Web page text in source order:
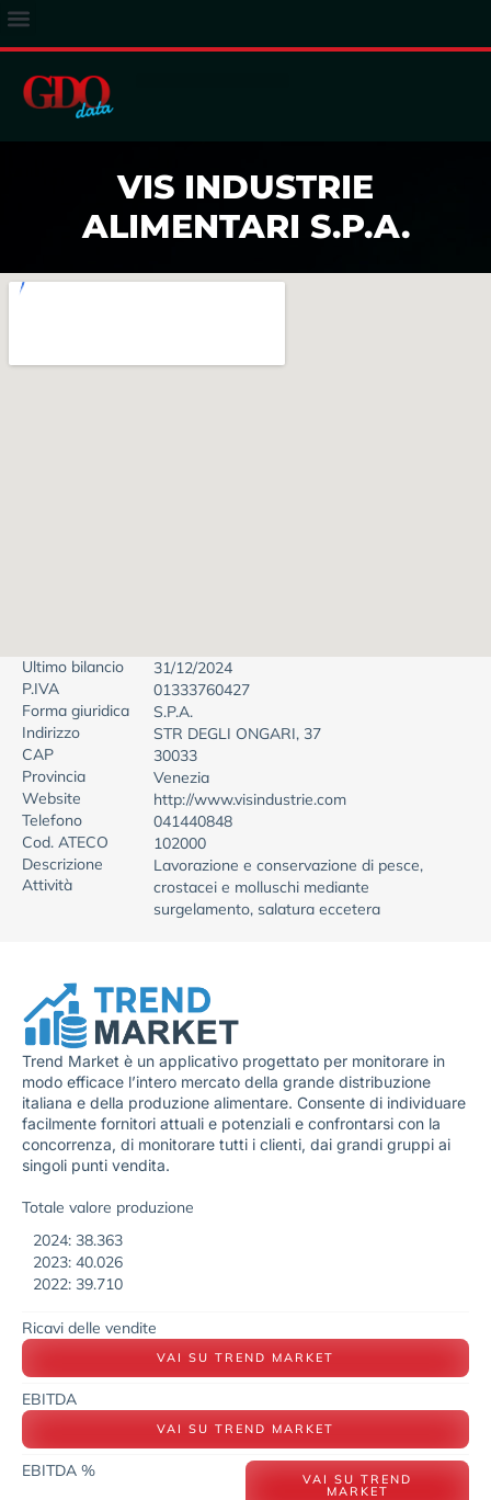
VIS INDUSTRIE
ALIMENTARI S.P.A.
Ultimo bilancio
31/12/2024
P.IVA
01333760427
Forma giuridica
S.P.A.
Indirizzo
STR DEGLI ONGARI, 37
CAP
30033
Provincia
Venezia
Website
http://www.visindustrie.com
Telefono
041440848
Cod. ATECO
102000
Descrizione
Attività
Lavorazione e conservazione di pesce,
crostacei e molluschi mediante
surgelamento, salatura eccetera
Trend Market è un applicativo progettato per monitorare in
modo efficace l’intero mercato della grande distribuzione
italiana e della produzione alimentare. Consente di individuare
facilmente fornitori attuali e potenziali e confrontarsi con la
concorrenza, di monitorare tutti i clienti, dai grandi gruppi ai
singoli punti vendita.
Totale valore produzione
2024: 38.363
2023: 40.026
2022: 39.710
Ricavi delle vendite
VAI SU TREND MARKET
EBITDA
VAI SU TREND MARKET
EBITDA % VAI SU TREND
MARKET